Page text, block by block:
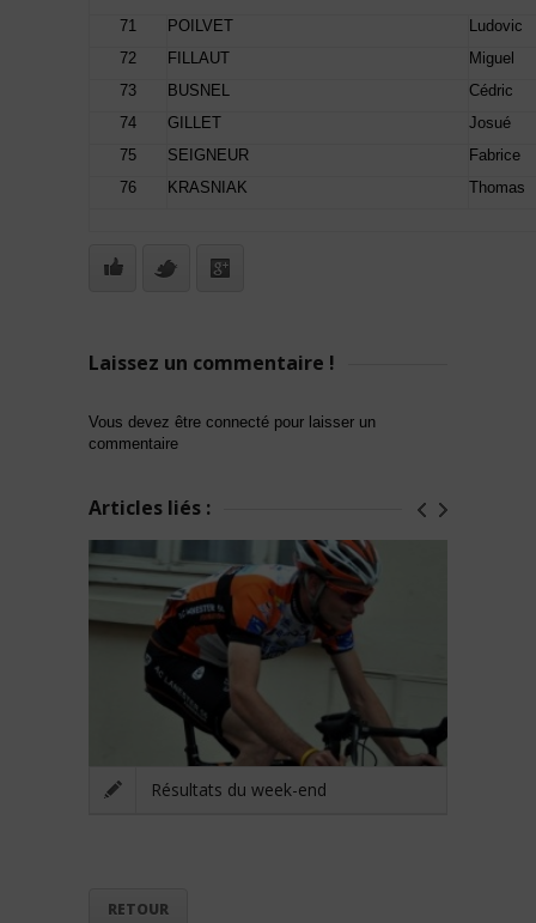
71 POILVET
Ludovic
72
FILLAUT
Miguel
73
BUSNEL
Cédric
74
GILLET
Josué
75
SEIGNEUR
Fabrice
76
KRASNIAK Thomas
Laissez un commentaire !
Vous devez être connecté pour laisser un
commentaire
Articles liés :
Résultats du week-end
RETOUR